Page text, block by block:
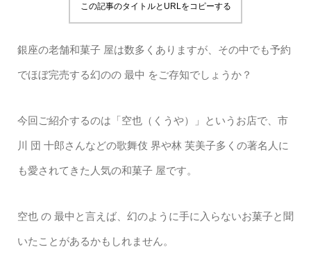
この記事のタイトルとURLをコピーする
銀座の老舗和菓子 屋は数多くありますが、その中でも予約
でほぼ完売する幻のの 最中 をご存知でしょうか？
今回ご紹介するのは「空也（くうや）」というお店で、市
川 団 十郎さんなどの歌舞伎 界や林 芙美子多くの著名人に
も愛されてきた人気の和菓子 屋です。
空也 の 最中と言えば、幻のように手に入らないお菓子と聞
いたことがあるかもしれません。